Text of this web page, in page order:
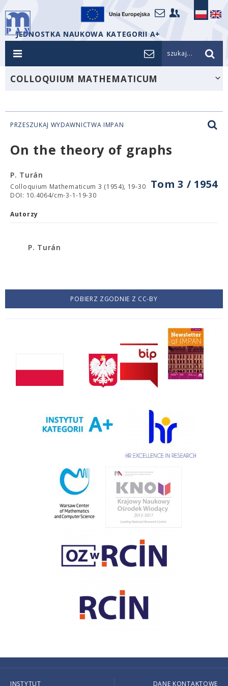
JEDNOSTKA NAUKOWA KATEGORII A+
szukaj...
COLLOQUIUM MATHEMATICUM
PRZESZUKAJ WYDAWNICTWA IMPAN
On the theory of graphs
Tom 3 / 1954
P. Turán
Colloquium Mathematicum 3 (1954), 19-30
DOI: 10.4064/cm-3-1-19-30
Autorzy
P. Turán
POBIERZ ZGODNIE Z CC-BY
INSTYTUT DANE KONTAKTOWE